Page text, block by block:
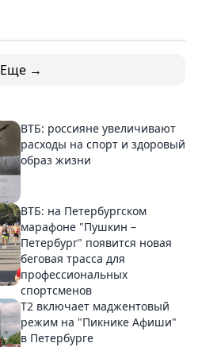
Еще →
ВТБ: россияне увеличивают
расходы на спорт и здоровый
образ жизни
ВТБ: на Петербургском
марафоне "Пушкин –
Петербург" появится новая
беговая трасса для
профессиональных
спортсменов
Т2 включает маджентовый
режим на "Пикнике Афиши"
в Петербурге